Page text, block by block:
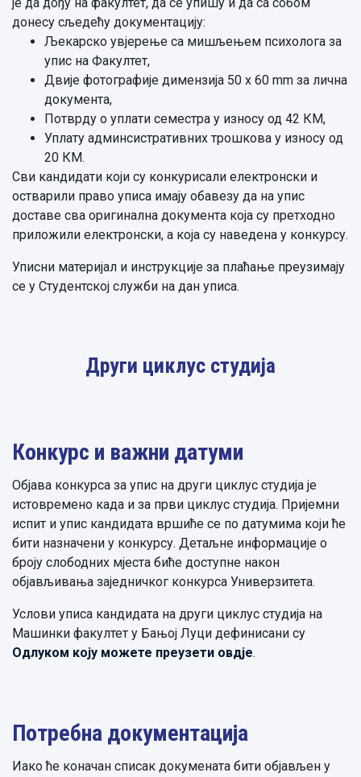
донесу сљедећу документацију:
Љекарско увјерење са мишљењем психолога за
упис на Факултет,
Двије фотографије димензија 50 x 60 mm за лична
документа,
Потврду о уплати семестра у износу од 42 КМ,
Уплату админсистративних трошкова у износу од
20 КМ.
Сви кандидати који су конкурисали електронски и
остварили право уписа имају обавезу да на упис
доставе сва оригинална документа која су претходно
приложили електронски, а која су наведена у конкурсу.
Уписни материјал и инструкције за плаћање преузимају
се у Студентској служби на дан уписа.
Други циклус студија
Конкурс и важни датуми
Објава конкурса за упис на други циклус студија је
истовремено када и за први циклус студија. Пријемни
испит и упис кандидата вршиће се по датумима који ће
бити назначени у конкурсу. Детаљне информације о
броју слободних мјеста биће доступне након
објављивања заједничког конкурса Универзитета.
Услови уписа кандидата на други циклус студија на
Машинки факултет у Бањој Луци дефинисани су
Одлуком коју можете преузети овдје.
Потребна документација
Иако ће коначан списак докумената бити објављен у